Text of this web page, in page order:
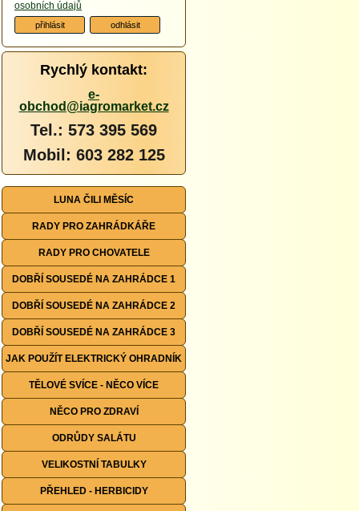
osobních údajů
Rychlý kontakt:
e-
obchod@iagromarket.cz
Tel.: 573 395 569
Mobil: 603 282 125
LUNA ČILI MĚSÍC
RADY PRO ZAHRÁDKÁŘE
RADY PRO CHOVATELE
DOBŘÍ SOUSEDÉ NA ZAHRÁDCE 1
DOBŘÍ SOUSEDÉ NA ZAHRÁDCE 2
DOBŘÍ SOUSEDÉ NA ZAHRÁDCE 3
JAK POUŽÍT ELEKTRICKÝ OHRADNÍK
TĚLOVÉ SVÍCE - NĚCO VÍCE
NĚCO PRO ZDRAVÍ
ODRŮDY SALÁTU
VELIKOSTNÍ TABULKY
PŘEHLED - HERBICIDY